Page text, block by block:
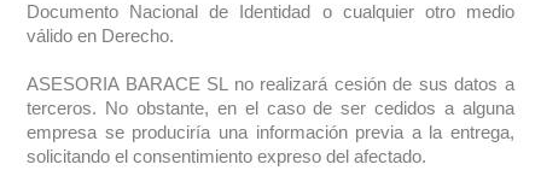
Documento Nacional de Identidad o cualquier otro medio
válido en Derecho.
ASESORIA BARACE SL no realizará cesión de sus datos a
terceros. No obstante, en el caso de ser cedidos a alguna
empresa se produciría una información previa a la entrega,
solicitando el consentimiento expreso del afectado.